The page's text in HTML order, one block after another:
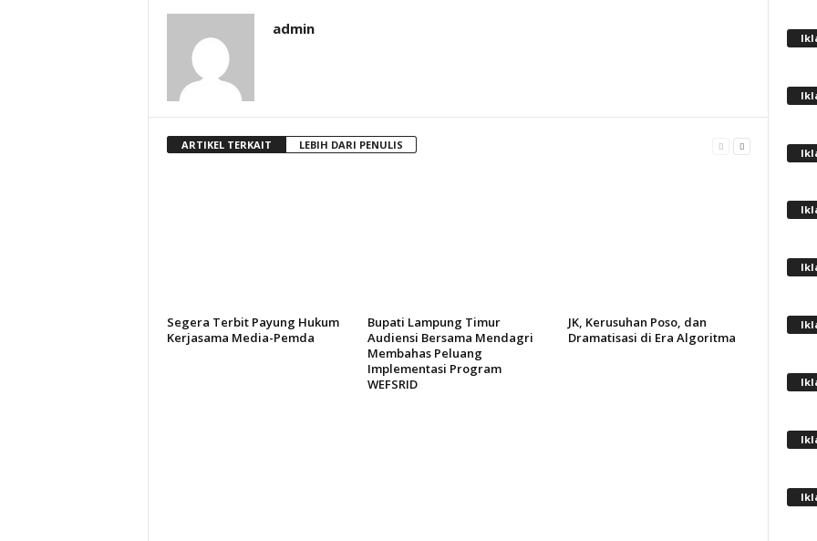
admin
ARTIKEL TERKAIT LEBIH DARI PENULIS
Segera Terbit Payung Hukum
Kerjasama Media-Pemda
Bupati Lampung Timur
Audiensi Bersama Mendagri
Membahas Peluang
Implementasi Program
WEFSRID
JK, Kerusuhan Poso, dan
Dramatisasi di Era Algoritma